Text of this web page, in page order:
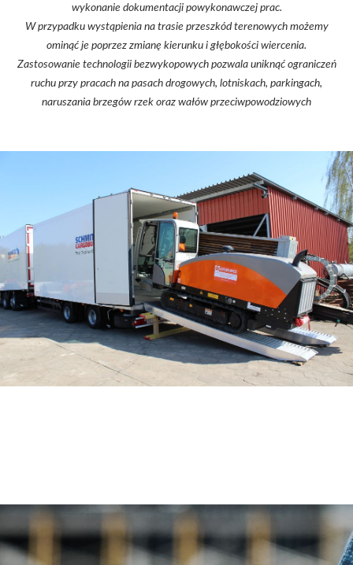
wykonanie dokumentacji powykonawczej prac.
W przypadku wystąpienia na trasie przeszkód terenowych możemy
ominąć je poprzez zmianę kierunku i głębokości wiercenia.
Zastosowanie technologii bezwykopowych pozwala uniknąć ograniczeń
ruchu przy pracach na pasach drogowych, lotniskach, parkingach,
naruszania brzegów rzek oraz wałów przeciwpowodziowych